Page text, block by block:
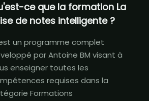
ce que la formation La
de notes intelligente ?
un programme complet
par Antoine BM visant à
enseigner toutes les
requises dans la
Formations